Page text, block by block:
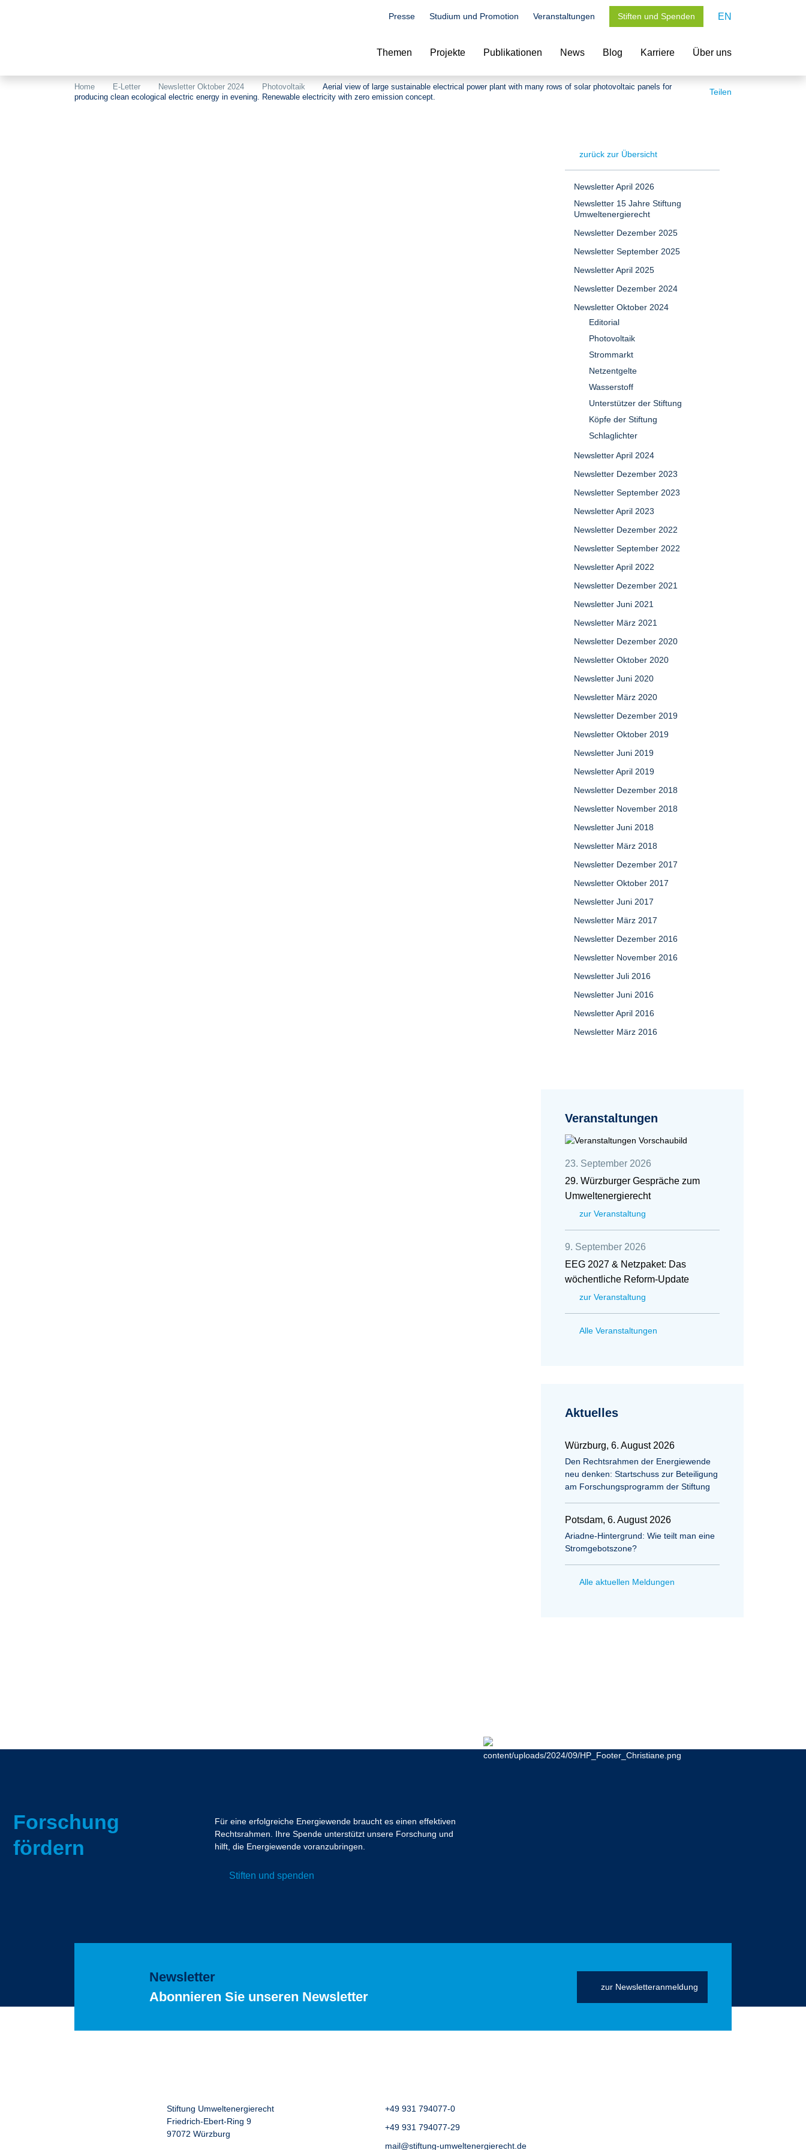
Presse Studium und Promotion Veranstaltungen Stiften und Spenden EN
Themen Projekte Publikationen News Blog Karriere Über uns
Home E-Letter Newsletter Oktober 2024 Photovoltaik
Aerial view of large sustainable electrical power plant with many rows of solar photovoltaic panels for
producing clean ecological electric energy in evening. Renewable electricity with zero emission concept.
Teilen
zurück zur Übersicht
Newsletter April 2026
Newsletter 15 Jahre Stiftung
Umweltenergierecht
Newsletter Dezember 2025
Newsletter September 2025
Newsletter April 2025
Newsletter Dezember 2024
Newsletter Oktober 2024
Editorial
Photovoltaik
Strommarkt
Netzentgelte
Wasserstoff
Unterstützer der Stiftung
Köpfe der Stiftung
Schlaglichter
Newsletter April 2024
Newsletter Dezember 2023
Newsletter September 2023
Newsletter April 2023
Newsletter Dezember 2022
Newsletter September 2022
Newsletter April 2022
Newsletter Dezember 2021
Newsletter Juni 2021
Newsletter März 2021
Newsletter Dezember 2020
Newsletter Oktober 2020
Newsletter Juni 2020
Newsletter März 2020
Newsletter Dezember 2019
Newsletter Oktober 2019
Newsletter Juni 2019
Newsletter April 2019
Newsletter Dezember 2018
Newsletter November 2018
Newsletter Juni 2018
Newsletter März 2018
Newsletter Dezember 2017
Newsletter Oktober 2017
Newsletter Juni 2017
Newsletter März 2017
Newsletter Dezember 2016
Newsletter November 2016
Newsletter Juli 2016
Newsletter Juni 2016
Newsletter April 2016
Newsletter März 2016
Veranstaltungen
23. September 2026
29. Würzburger Gespräche zum
Umweltenergierecht
zur Veranstaltung
9. September 2026
EEG 2027 & Netzpaket: Das
wöchentliche Reform-Update
zur Veranstaltung
Alle Veranstaltungen
Aktuelles
Würzburg, 6. August 2026
Den Rechtsrahmen der Energiewende
neu denken: Startschuss zur Beteiligung
am Forschungsprogramm der Stiftung
Potsdam, 6. August 2026
Ariadne-Hintergrund: Wie teilt man eine
Stromgebotszone?
Alle aktuellen Meldungen
Forschung
fördern
Für eine erfolgreiche Energiewende braucht es einen effektiven
Rechtsrahmen. Ihre Spende unterstützt unsere Forschung und
hilft, die Energiewende voranzubringen.
Stiften und spenden
Newsletter
Abonnieren Sie unseren Newsletter
zur Newsletteranmeldung
Stiftung Umweltenergierecht
Friedrich-Ebert-Ring 9
97072 Würzburg
+49 931 794077-0
+49 931 794077-29
mail@stiftung-umweltenergierecht.de